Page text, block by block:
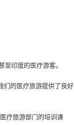
印度的医疗游客。
们的医疗旅游提供了良好
疗旅游部门的培训课